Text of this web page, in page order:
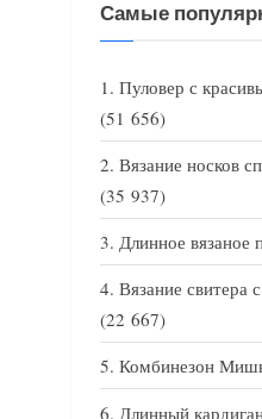
Самые
Пуловер с
(51 656)
Вязание носков
(35 937)
Длинное вязаное
Вязание свитера
(22 667)
Комбинезон
Длинный